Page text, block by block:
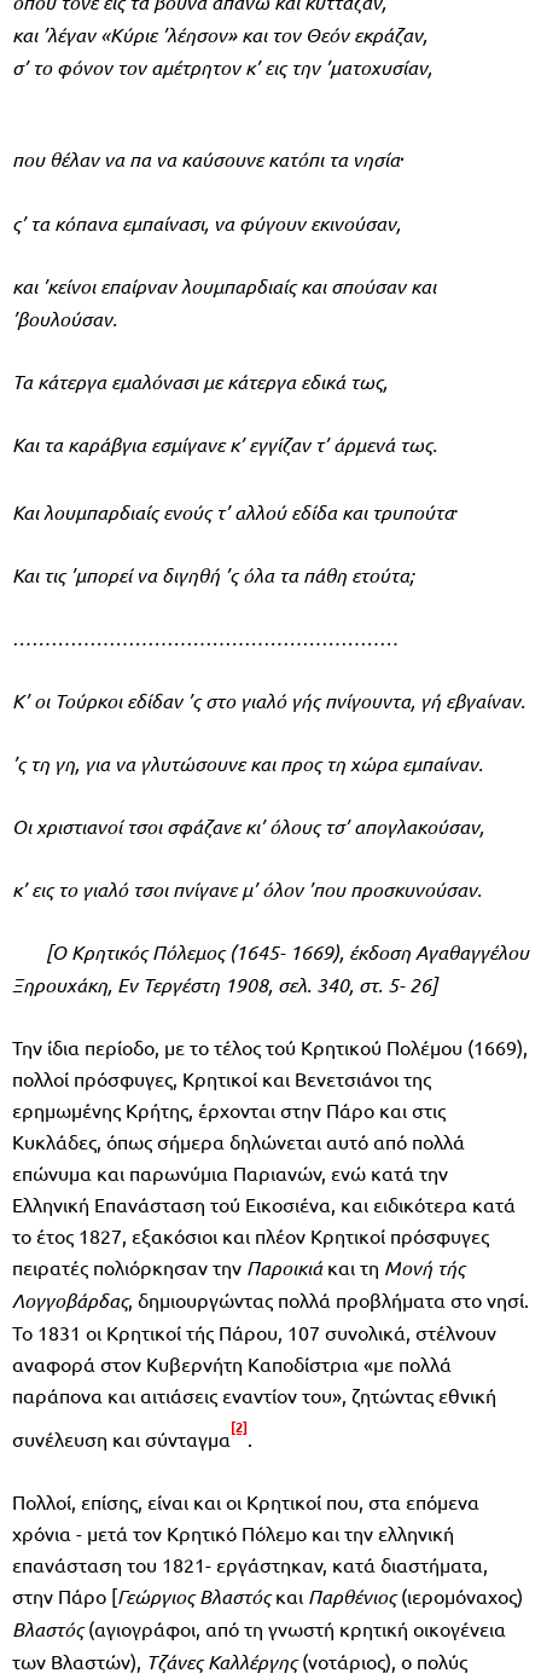
και ’λέγαν «Κύριε ’λέησον» και τον Θεόν εκράζαν,
σ’ το φόνον τον αμέτρητον κ’ εις την ’ματοχυσίαν,
που θέλαν να πα να καύσουνε κατόπι τα νησία.
ς’ τα κόπανα εμπαίνασι, να φύγουν εκινούσαν,
και ’κείνοι επαίρναν λουμπαρδιαίς και σπούσαν και
’βουλούσαν.
Τα κάτεργα εμαλόνασι με κάτεργα εδικά τως,
Και τα καράβγια εσμίγανε κ’ εγγίζαν τ’ άρμενά τως.
Και λουμπαρδιαίς ενούς τ’ αλλού εδίδα και τρυπούτα.
Και τις ’μπορεί να διγηθή ’ς όλα τα πάθη ετούτα;
……………………………………………………
Κ’ οι Τούρκοι εδίδαν ’ς στο γιαλό γής πνίγουντα, γή εβγαίναν.
’ς τη γη, για να γλυτώσουνε και προς τη χώρα εμπαίναν.
Οι χριστιανοί τσοι σφάζανε κι’ όλους τσ’ απογλακούσαν,
κ’ εις το γιαλό τσοι πνίγανε μ’ όλον ’που προσκυνούσαν.
[Ο Κρητικός Πόλεμος (1645- 1669), έκδοση Αγαθαγγέλου
Ξηρουχάκη, Εν Τεργέστη 1908, σελ. 340, στ. 5- 26]
Την ίδια περίοδο, με το τέλος τού Κρητικού Πολέμου (1669),
πολλοί πρόσφυγες, Κρητικοί και Βενετσιάνοι της
ερημωμένης Κρήτης, έρχονται στην Πάρο και στις
Κυκλάδες, όπως σήμερα δηλώνεται αυτό από πολλά
επώνυμα και παρωνύμια Παριανών, ενώ κατά την
Ελληνική Επανάσταση τού Εικοσιένα, και ειδικότερα κατά
το έτος 1827, εξακόσιοι και πλέον Κρητικοί πρόσφυγες
πειρατές πολιόρκησαν την Παροικιά και τη Μονή τής
Λογγοβάρδας, δημιουργώντας πολλά προβλήματα στο νησί.
Το 1831 οι Κρητικοί τής Πάρου, 107 συνολικά, στέλνουν
αναφορά στον Κυβερνήτη Καποδίστρια «με πολλά
παράπονα και αιτιάσεις εναντίον του», ζητώντας εθνική
συνέλευση και σύνταγμα[2]
Πολλοί, επίσης, είναι και οι Κρητικοί που, στα επόμενα
χρόνια - μετά τον Κρητικό Πόλεμο και την ελληνική
επανάσταση του 1821- εργάστηκαν, κατά διαστήματα,
στην Πάρο [Γεώργιος Βλαστόςκαι Παρθένιος(ιερομόναχος)
Βλαστός(αγιογράφοι, από τη γνωστή κρητική οικογένεια
των Βλαστών), Τζάνες Καλλέργης(νοτάριος), ο πολύς